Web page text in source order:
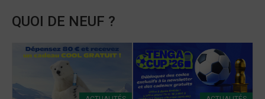
QUOI DE NEUF ?